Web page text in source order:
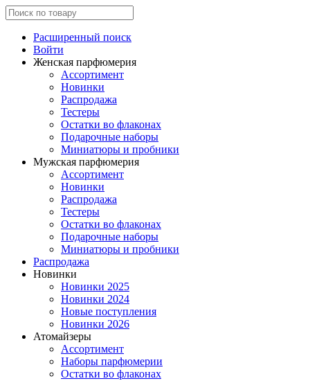
Расширенный поиск
Войти
Женская парфюмерия
Ассортимент
Новинки
Распродажа
Тестеры
Остатки во флаконах
Подарочные наборы
Миниатюры и пробники
Мужская парфюмерия
Ассортимент
Новинки
Распродажа
Тестеры
Остатки во флаконах
Подарочные наборы
Миниатюры и пробники
Распродажа
Новинки
Новинки 2025
Новинки 2024
Новые поступления
Новинки 2026
Атомайзеры
Ассортимент
Наборы парфюмерии
Остатки во флаконах